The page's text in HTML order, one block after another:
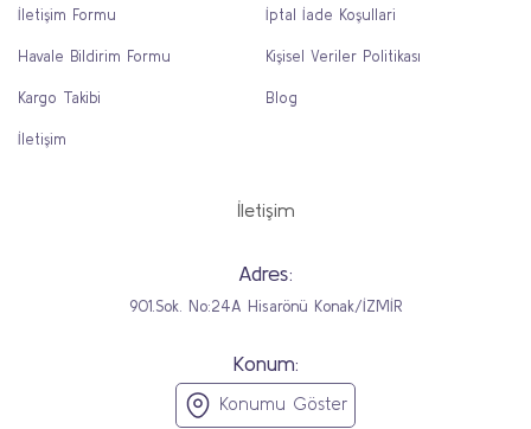
İletişim Formu
Havale Bildirim Formu
Kargo Takibi
İletişim
İptal İade Koşullari
Kişisel Veriler Politikası
Blog
İletişim
Adres:
901.Sok. No:24A Hisarönü Konak/İZMİR
Konum:
Konumu Göster